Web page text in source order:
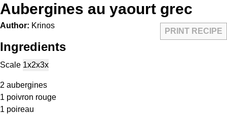
Aubergines au yaourt grec
PRINT RECIPE
Author: Krinos
Ingredients
Scale 1x2x3x
2 aubergines
1 poivron rouge
1 poireau